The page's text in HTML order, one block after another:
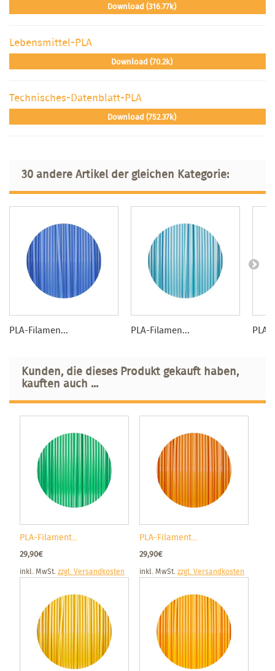
Download (316.77k)
Lebensmittel-PLA
Download (70.2k)
Technisches-Datenblatt-PLA
Download (752.37k)
30 andere Artikel der gleichen Kategorie:
PLA-Filamen... PLA-Filamen...
Kunden, die dieses Produkt gekauft haben,
kauften auch ...
PLA-Filament...
29,90€
inkl. MwSt. zzgl. Versandkosten
PLA-Filament...
29,90€
inkl. MwSt. zzgl. Versandkosten